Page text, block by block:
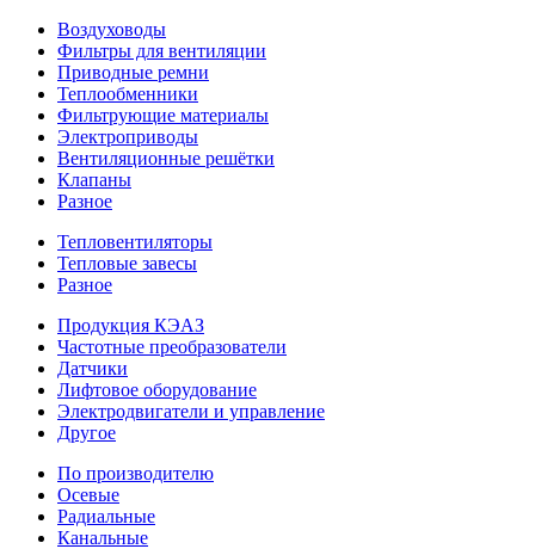
Воздуховоды
Фильтры для вентиляции
Приводные ремни
Теплообменники
Фильтрующие материалы
Электроприводы
Вентиляционные решётки
Клапаны
Разное
Тепловентиляторы
Тепловые завесы
Разное
Продукция КЭАЗ
Частотные преобразователи
Датчики
Лифтовое оборудование
Электродвигатели и управление
Другое
По производителю
Осевые
Радиальные
Канальные